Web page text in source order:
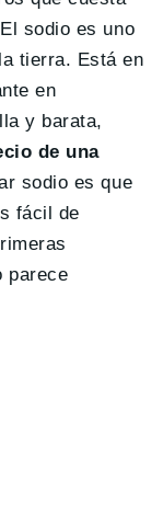
sodio es uno
tierra. Está en
en
y barata,
de una
sodio es que
fácil de
parece